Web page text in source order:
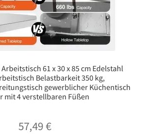
61 x 30 x 85 cm Edelstahl
Belastbarkeit 350 kg,
gewerblicher Küchentisch
mit 4 verstellbaren Füßen
57,49€